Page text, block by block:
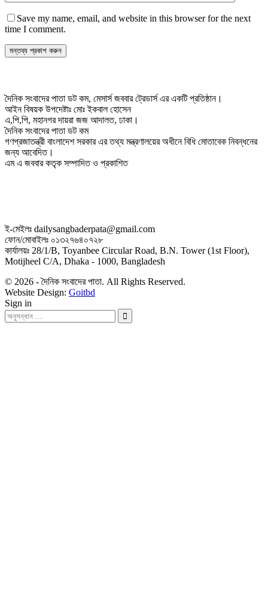
Save my name, email, and website in this browser for the next
time I comment.
দৈনিক সংবাদের পাতা ডট কম, মেসার্স জববার ট্রেডার্স এর একটি প্রতিষ্ঠান।
আইন বিষয়ক উপদেষ্টাঃ মোঃ ইকবাল হোসেন
এ,পি,পি, মহানগর দায়রা জজ আদালত, ঢাকা।
দৈনিক সংবাদের পাতা ডট কম
গণপ্রজাতন্ত্রী বাংলাদেশ সরকার এর তথ্য মন্ত্রণালয়ের অধীনে বিধি মোতাবেক নিবন্ধনের
জন্য আবেদিত।
এম এ জববার কতৃক সম্পাদিত ও প্রকাশিত
ই-মেইলঃ dailysangbaderpata@gmail.com
ফোন/মোবাইলঃ ০১৩২৭৬৪০৭২৮
কার্যালয়ঃ 28/1/B, Toyanbee Circular Road, B.N. Tower (1st Floor),
Motijheel C/A, Dhaka - 1000, Bangladesh
© 2026 - দৈনিক সংবাদের পাতা. All Rights Reserved.
Website Design: Goitbd
Sign in